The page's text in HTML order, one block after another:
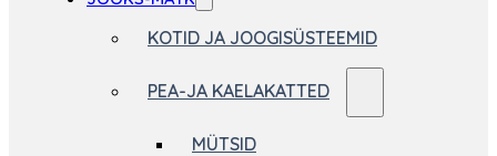
KOTID JA JOOGISÜSTEEMID
PEA-JA KAELAKATTED
MÜTSID